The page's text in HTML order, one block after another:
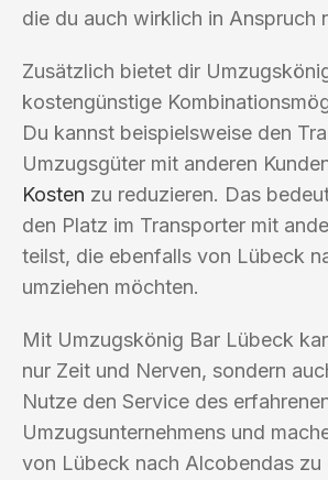
die du auch wirklich in Anspruch
Zusätzlich bietet dir
kostengünstige
Du kannst beispielsweise den
Umzugsgüter mit anderen
Kosten zu reduzieren. Das
den Platz im Transporter mit
teilst, die ebenfalls von Lübeck
umziehen möchten.
Mit Umzugskönig Bar Lübeck
nur Zeit und Nerven, sondern
Nutze den Service des
Umzugsunternehmens und
von Lübeck nach Alcobendas zu